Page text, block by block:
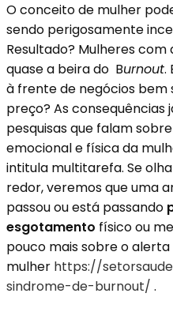
O conceito de mulher
sendo perigosamente
Resultado? Mulheres
quase a beira do Burnout.
à frente de negócios bem
preço? As consequências
pesquisas que falam
emocional e física da
intitula multitarefa. Se
redor, veremos que uma
passou ou está passando
esgotamento físico ou
pouco mais sobre o
mulher https://
sindrome-de-burnout/ .